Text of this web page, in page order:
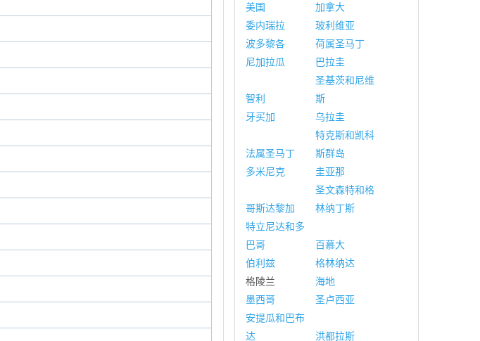
美国
加拿大
委内瑞拉
玻利维亚
波多黎各
荷属圣马丁
尼加拉瓜
巴拉圭
智利
圣基茨和尼维
斯
牙买加
乌拉圭
法属圣马丁
特克斯和凯科
斯群岛
多米尼克
圭亚那
哥斯达黎加
圣文森特和格
林纳丁斯
特立尼达和多
巴哥
百慕大
伯利兹
格林纳达
格陵兰
海地
墨西哥
圣卢西亚
安提瓜和巴布
达
洪都拉斯